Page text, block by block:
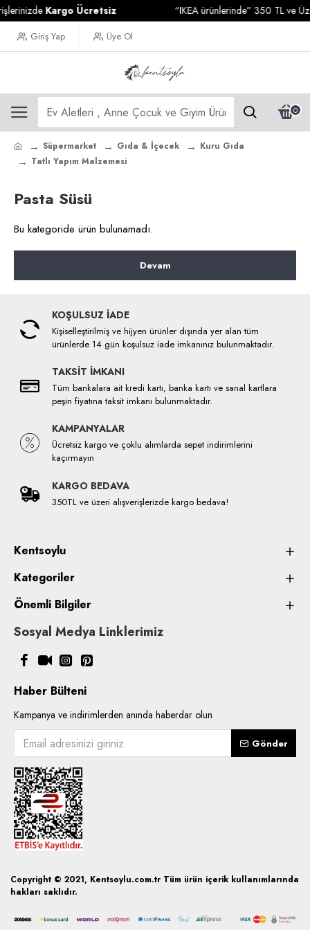
Kargo Ücretsiz “IKEA ürünlerinde” 350 TL ve
Giriş Yap Üye Ol
0
Süpermarket Gıda & İçecek
Kuru Gıda
Tatlı Yapım Malzemesi
Pasta Süsü
Bu kategoride ürün bulunamadı.
Devam
KOŞULSUZ İADE
Kişiselleştirilmiş ve hijyen ürünler dışında yer alan tüm
ürünlerde 14 gün koşulsuz iade imkanınız bulunmaktadır.
TAKSİT İMKANI
Tüm bankalara ait kredi kartı, banka kartı ve sanal kartlara
peşin fiyatına taksit imkanı bulunmaktadır.
KAMPANYALAR
Ücretsiz kargo ve çoklu alımlarda sepet indirimlerini
kaçırmayın
KARGO BEDAVA
350TL ve üzeri alışverişlerizde kargo bedava!
Kentsoylu
Kategoriler
Önemli Bilgiler
Sosyal Medya Linklerimiz
Haber Bülteni
Kampanya ve indirimlerden anında haberdar olun
Gönder
Copyright © 2021, Kentsoylu.com.tr Tüm ürün içerik kullanımlarında
hakları saklıdır.